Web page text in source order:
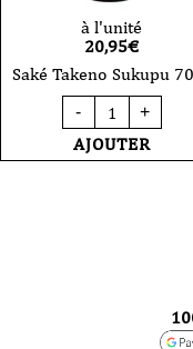
à l'unité
20,95€
Saké Takeno Sukupu
-
quantité
de
Saké
Takeno
+
AJOUTER